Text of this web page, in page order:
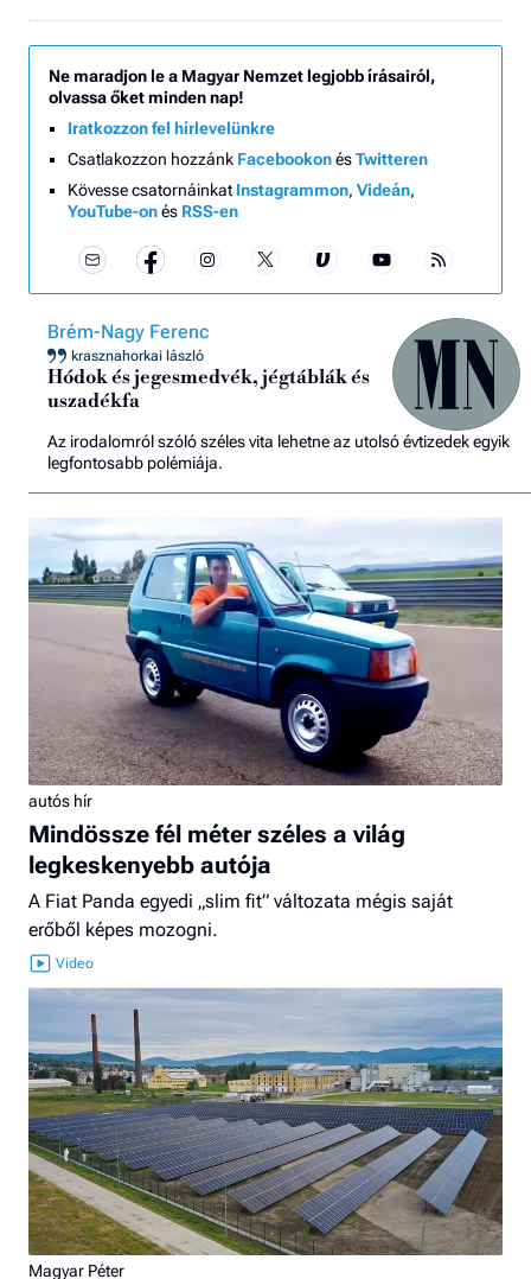
Ne maradjon le a Magyar Nemzet legjobb írásairól,
olvassa őket minden nap!
Iratkozzon fel hírlevelünkre
Csatlakozzon hozzánk FacebookonésTwitteren
Kövesse csatornáinkat Instagrammon, Videán,
YouTube-onés RSS-en
Brém-Nagy Ferenc
krasznahorkai lászló
Hódok és jegesmedvék, jégtáblák és
uszadékfa
Az irodalomról szóló széles vita lehetne az utolsó évtizedek egyik
legfontosabb polémiája.
autós hír
Mindössze fél méter széles a világ
legkeskenyebb autója
A Fiat Panda egyedi „slim fit” változata mégis saját
erőből képes mozogni.
Magyar Péter